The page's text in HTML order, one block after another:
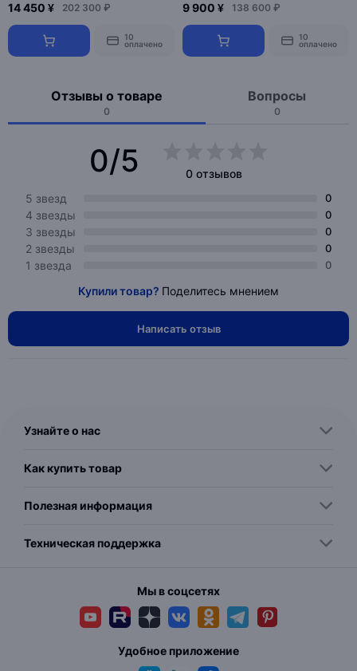
14 450 ¥ 202 300 ₽
10
оплачено
9 900 ¥ 138 600 ₽
10
оплачено
Отзывы о товаре
0
Вопросы
0
0/5
0 отзывов
5 звезд
0
4 звезды 0
3 звезды 0
2 звезды 0
1 звезда 0
Купили товар? Поделитесь мнением
Написать отзыв
Узнайте о нас
Как купить товар
Полезная информация
Техническая поддержка
Мы в соцсетях
Удобное приложение